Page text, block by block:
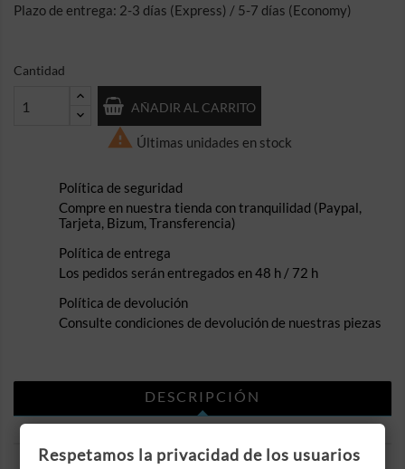
Plazo de entrega: 2-3 días (Express) / 5-7 días (Economy)
Cantidad
AÑADIR AL CARRITO
 Últimas unidades en stock
Política de seguridad
Compre en nuestra tienda con tranquilidad (Paypal,
Tarjeta, Bizum, Transferencia)
Política de entrega
Los pedidos serán entregados en 48 h / 72 h
Política de devolución
Consulte condiciones de devolución de nuestras piezas
DESCRIPCIÓN
DETALLES DEL PRODUCTO
Respetamos la privacidad de los usuarios